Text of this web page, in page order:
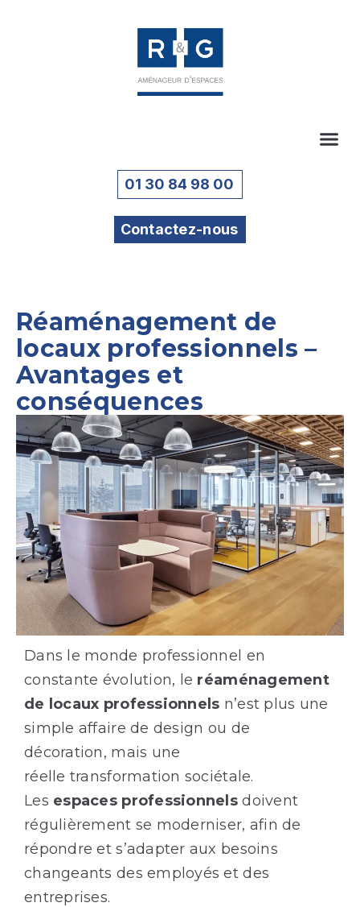
01 30 84 98 00
Contactez-nous
Réaménagement de
locaux professionnels –
Avantages et
conséquences
Dans le monde professionnel en
constante évolution, le réaménagement
de locaux professionnels n’est plus une
simple affaire de design ou de
décoration, mais une
réelle transformation sociétale.
Les espaces professionnels doivent
régulièrement se moderniser, afin de
répondre et s’adapter aux besoins
changeants des employés et des
entreprises.